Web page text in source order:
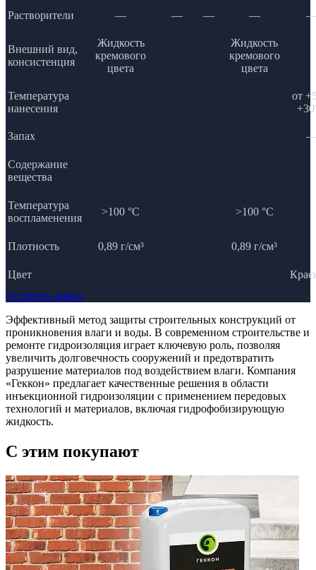
Растворители
— — — —
Внешний вид,
консистенция
Жидкость
кремового
цвета
Жидкость
кремового
цвета
Температура
нанесения
от
Запах
Содержание
вещества
Температура
воспламенения
>100 °C >100 °C
Плотность 0,89 г/см³ 0,89 г/см³
Цвет
Оставить заявку
Эффективный метод защиты строительных конструкций от
проникновения влаги и воды. В современном строительстве и
ремонте гидроизоляция играет ключевую роль, позволяя
увеличить долговечность сооружений и предотвратить
разрушение материалов под воздействием влаги. Компания
«Геккон» предлагает качественные решения в области
инъекционной гидроизоляции с применением передовых
технологий и материалов, включая гидрофобизирующую
жидкость.
C этим покупают